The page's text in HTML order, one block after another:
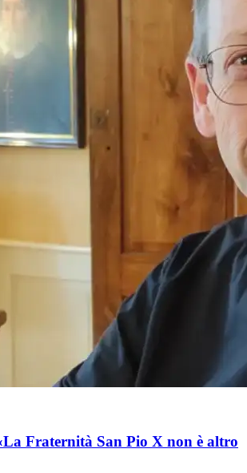
Fraternità San Pio X non è altro